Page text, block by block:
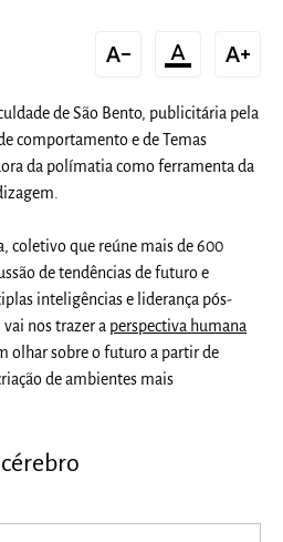
text_decrease format_color_text text_increase
de São Bento, publicitária pela
comportamento e de Temas
da polímatia como ferramenta da
coletivo que reúne mais de 600
de tendências de futuro e
inteligências e liderança pós-
vai nos trazer a perspectiva humana
olhar sobre o futuro a partir de
de ambientes mais